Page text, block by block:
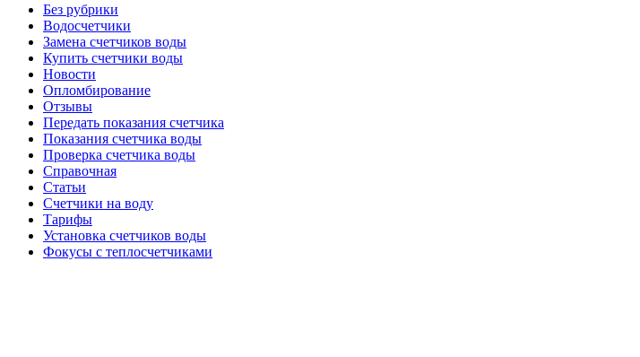
Без рубрики
Водосчетчики
Замена счетчиков воды
Купить счетчики воды
Новости
Опломбирование
Отзывы
Передать показания счетчика
Показания счетчика воды
Проверка счетчика воды
Справочная
Статьи
Счетчики на воду
Тарифы
Установка счетчиков воды
Фокусы с теплосчетчиками